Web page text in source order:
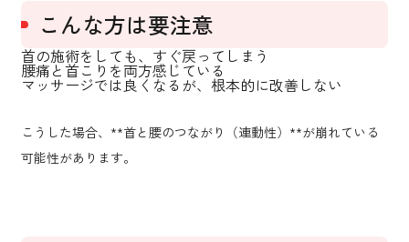
こんな方は要注意
首の施術をしても、すぐ戻ってしまう
腰痛と首こりを両方感じている
マッサージでは良くなるが、根本的に改善しない
こうした場合、**首と腰のつながり（連動性）**が崩れている
可能性があります。